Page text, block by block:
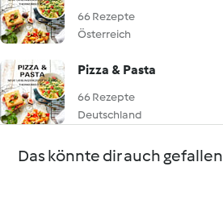
66 Rezepte
Österreich
Pizza & Pasta
66 Rezepte
Deutschland
Das könnte dir auch gefallen